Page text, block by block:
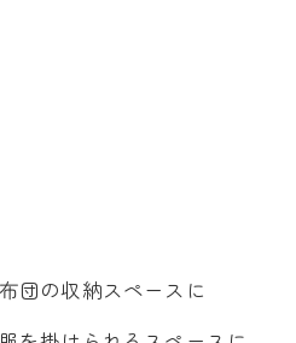
団の収納スペースに